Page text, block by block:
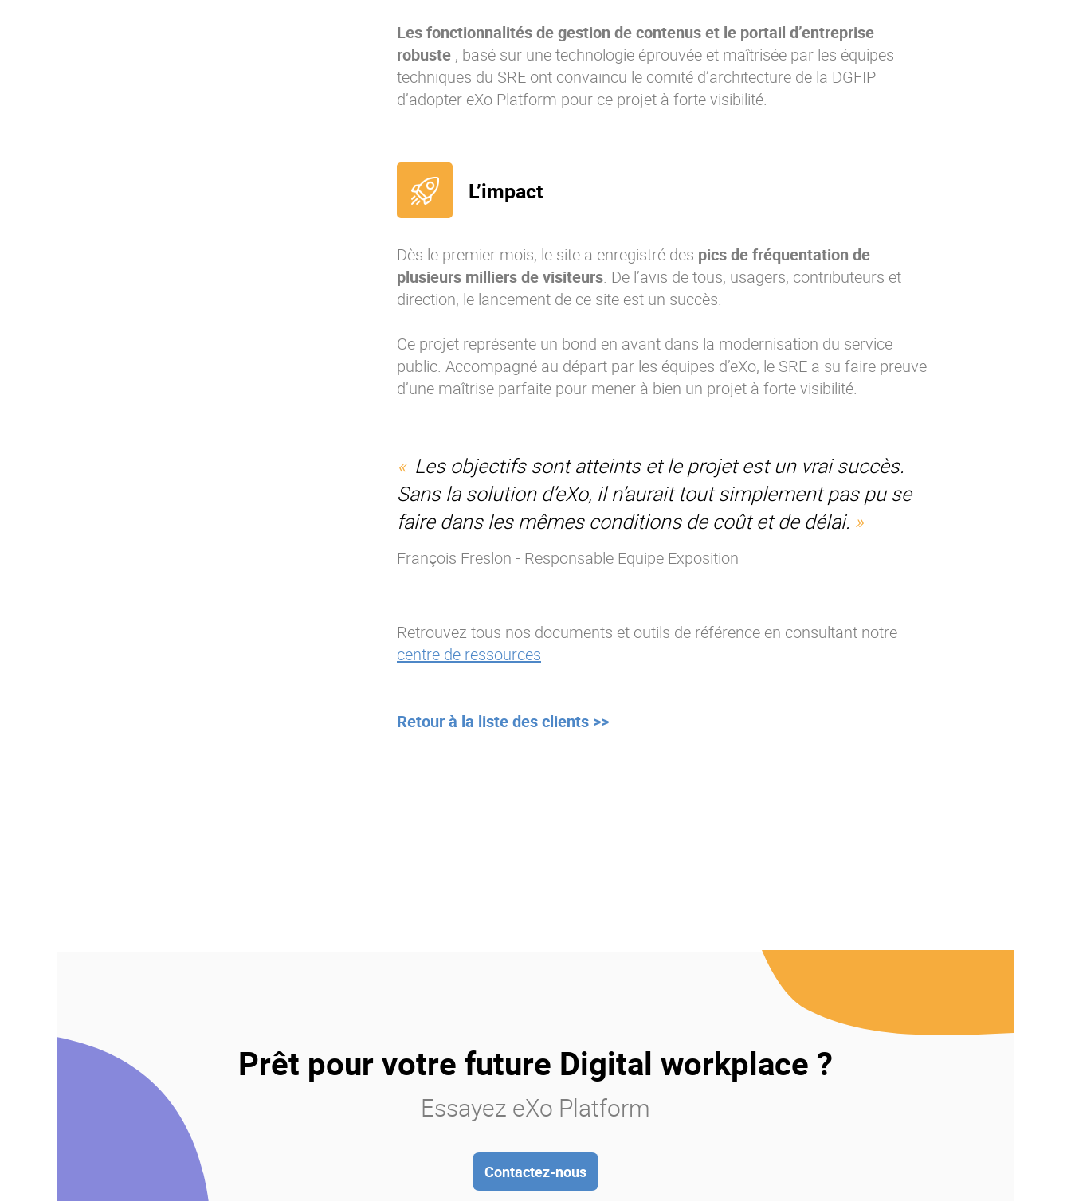
Les fonctionnalités de gestion de contenus et le portail d’entreprise
robuste , basé sur une technologie éprouvée et maîtrisée par les équipes
techniques du SRE ont convaincu le comité d’architecture de la DGFIP
d’adopter eXo Platform pour ce projet à forte visibilité.
L’impact
Dès le premier mois, le site a enregistré des pics de fréquentation de
plusieurs milliers de visiteurs. De l’avis de tous, usagers, contributeurs et
direction, le lancement de ce site est un succès.
Ce projet représente un bond en avant dans la modernisation du service
public. Accompagné au départ par les équipes d’eXo, le SRE a su faire preuve
d’une maîtrise parfaite pour mener à bien un projet à forte visibilité.
Les objectifs sont atteints et le projet est un vrai succès.
Sans la solution d’eXo, il n’aurait tout simplement pas pu se
faire dans les mêmes conditions de coût et de délai.
François Freslon - Responsable Equipe Exposition
Retrouvez tous nos documents et outils de référence en consultant notre
centre de ressources
Retour à la liste des clients >>
Prêt pour votre future Digital workplace ?
Essayez eXo Platform
Contactez-nous